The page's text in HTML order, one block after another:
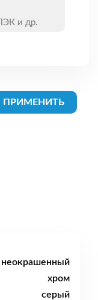
и др.
неокрашенный
хром
серый